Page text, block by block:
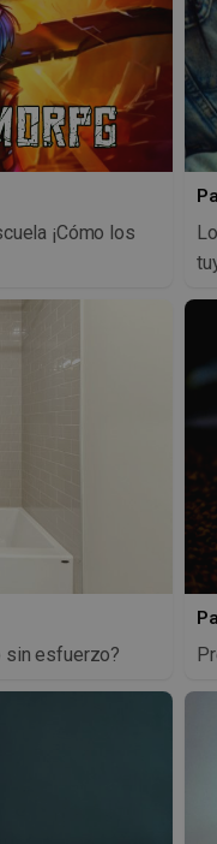
¡Cómo los
sin esfuerzo?